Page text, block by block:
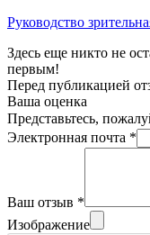
Руководство
Здесь еще никто не
первым!
Перед публикацией
Ваша оценка
Представьтесь,
Электронная почта *
Ваш отзыв *
Изображение